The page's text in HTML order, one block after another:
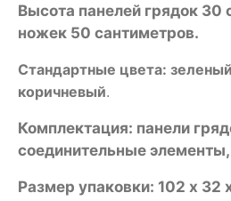
Высота панелей грядок 30
ножек 50 сантиметров.
Стандартные цвета:
коричневый.
Комплектация: панели
соединительные
Размер упаковки: 102 х 32